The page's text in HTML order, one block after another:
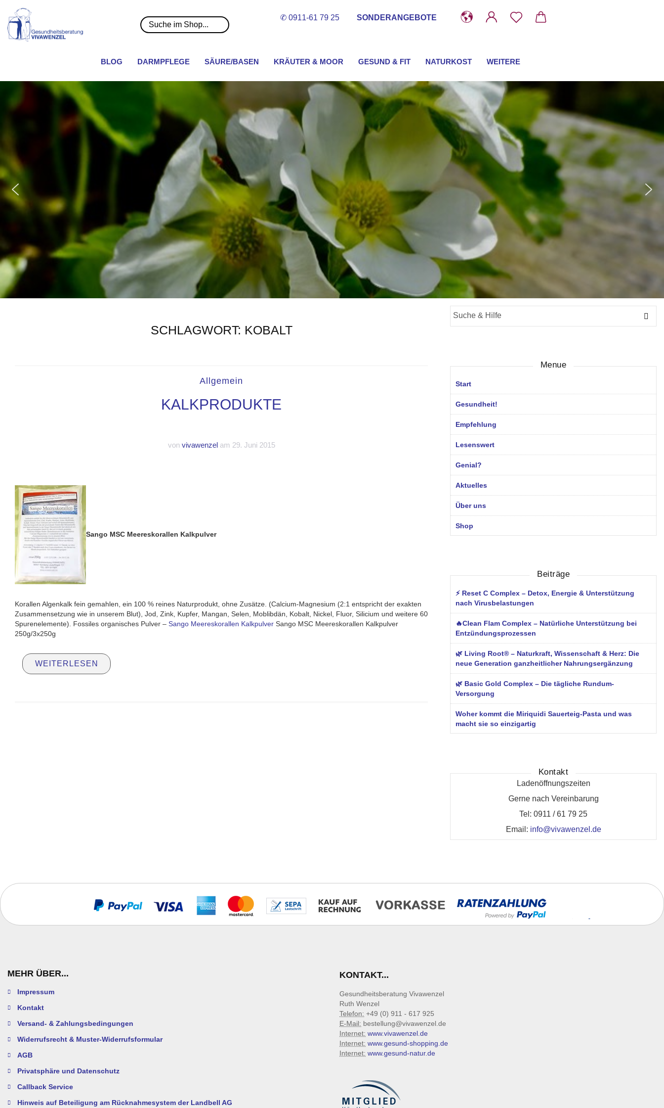
Suche
✆ 0911-61 79 25 SONDERANGEBOTE
BLOG DARMPFLEGE SÄURE/BASEN KRÄUTER & MOOR GESUND & FIT NATURKOST WEITERE
SCHLAGWORT: KOBALT
Allgemein
KALKPRODUKTE
von vivawenzelam 29. Juni 2015
Sango MSC Meereskorallen Kalkpulver
Korallen Algenkalk fein gemahlen, ein 100 % reines Naturprodukt, ohne Zusätze. (Calcium-Magnesium (2:1 entspricht der exakten
Zusammensetzung wie in unserem Blut), Jod, Zink, Kupfer, Mangan, Selen, Moblibdän, Kobalt, Nickel, Fluor, Silicium und weitere 60
Spurenelemente). Fossiles organisches Pulver – Sango Meereskorallen Kalkpulver Sango MSC Meereskorallen Kalkpulver
250g/3x250g
WEITERLESEN
Menue
Start
Gesundheit!
Empfehlung
Lesenswert
Genial?
Aktuelles
Über uns
Shop
Beiträge
⚡ Reset C Complex – Detox, Energie & Unterstützung
nach Virusbelastungen
🔥Clean Flam Complex – Natürliche Unterstützung bei
Entzündungsprozessen
🌿 Living Root® – Naturkraft, Wissenschaft & Herz: Die
neue Generation ganzheitlicher Nahrungsergänzung
🌿 Basic Gold Complex – Die tägliche Rundum-
Versorgung
Woher kommt die Miriquidi Sauerteig-Pasta und was
macht sie so einzigartig
Kontakt
Ladenöffnungszeiten
Gerne nach Vereinbarung
Tel: 0911 / 61 79 25
Email: info@vivawenzel.de
MEHR ÜBER...
Impressum
Kontakt
Versand- & Zahlungsbedingungen
Widerrufsrecht & Muster-Widerrufsformular
AGB
Privatsphäre und Datenschutz
Callback Service
Hinweis auf Beteiligung am Rücknahmesystem der Landbell AG
KONTAKT...
Gesundheitsberatung Vivawenzel
Ruth Wenzel
Telefon: +49 (0) 911 - 617 925
E-Mail: bestellung@vivawenzel.de
Internet: www.vivawenzel.de
Internet: www.gesund-shopping.de
Internet: www.gesund-natur.de